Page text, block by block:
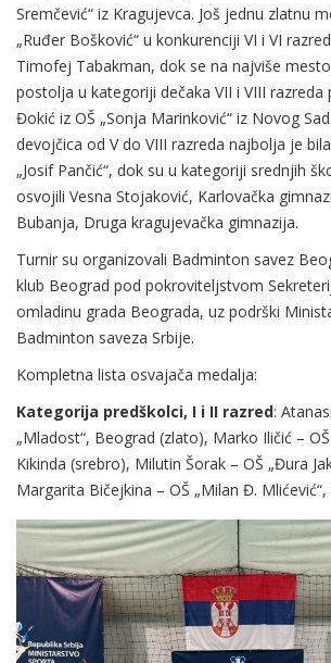
Sremčević“ iz Kragujevca. Još jednu zlatnu
„Ruđer Bošković“ u konkurenciji VI i VI
Timofej Tabakman, dok se na najviše
postolja u kategoriji dečaka VII i VIII
Đokić iz OŠ „Sonja Marinković“ iz Novog
devojčica od V do VIII razreda najbolja je
„Josif Pančić“, dok su u kategoriji srednjih
osvojili Vesna Stojaković, Karlovačka
Bubanja, Druga kragujevačka gimnazija.
Turnir su organizovali Badminton savez
klub Beograd pod pokroviteljstvom
omladinu grada Beograda, uz podrški
Badminton saveza Srbije.
Kompletna lista osvajača medalja:
Kategorija predškolci, I i II razred:
„Mladost“, Beograd (zlato), Marko Iličić – OŠ
Kikinda (srebro), Milutin Šorak – OŠ „Đura
Margarita Bičejkina – OŠ „Milan Đ.